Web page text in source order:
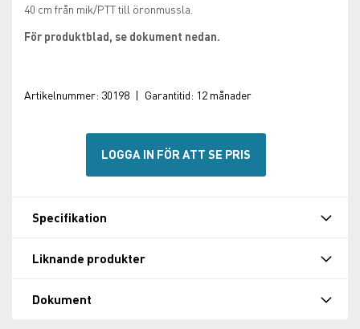
40 cm från mik/PTT till öronmussla.
För produktblad, se dokument nedan.
Artikelnummer: 30198 | Garantitid: 12 månader
LOGGA IN FÖR ATT SE PRIS
Specifikation
Liknande produkter
Dokument